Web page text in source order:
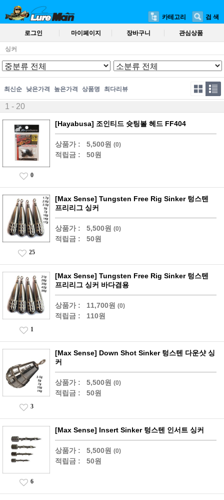
카테고리 검 색
로그인 마이페이지 장바구니 관심상품
싱커
최신순 낮은가격 높은가격 상품명 최다리뷰
1 - 20
[Hayabusa] 조인티드 슛팅볼 헤드 FF404
상품가 : 5,500원 (0)
적립금 : 50원
0
[Max Sense] Tungsten Free Rig Sinker 텅스텐
프리리그 싱커
상품가 : 5,500원 (0)
적립금 : 50원
25
[Max Sense] Tungsten Free Rig Sinker 텅스텐
프리리그 싱커 바다겸용
상품가 : 11,700원 (0)
적립금 : 110원
1
[Max Sense] Down Shot Sinker 텅스텐 다운샷 싱
커
상품가 : 5,500원 (0)
적립금 : 50원
3
[Max Sense] Insert Sinker 텅스텐 인서트 싱커
상품가 : 5,500원 (0)
적립금 : 50원
6